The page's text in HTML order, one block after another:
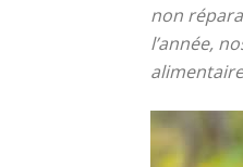
non
l’année,